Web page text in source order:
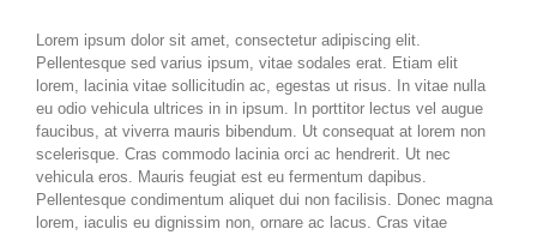
Lorem ipsum dolor sit amet, consectetur adipiscing elit.
Pellentesque sed varius ipsum, vitae sodales erat. Etiam elit
lorem, lacinia vitae sollicitudin ac, egestas ut risus. In vitae nulla
eu odio vehicula ultrices in in ipsum. In porttitor lectus vel augue
faucibus, at viverra mauris bibendum. Ut consequat at lorem non
scelerisque. Cras commodo lacinia orci ac hendrerit. Ut nec
vehicula eros. Mauris feugiat est eu fermentum dapibus.
Pellentesque condimentum aliquet dui non facilisis. Donec magna
lorem, iaculis eu dignissim non, ornare ac lacus. Cras vitae